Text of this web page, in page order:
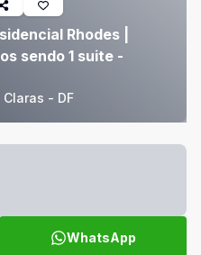
Rhodes |
sendo 1 suite -
- DF
WhatsApp